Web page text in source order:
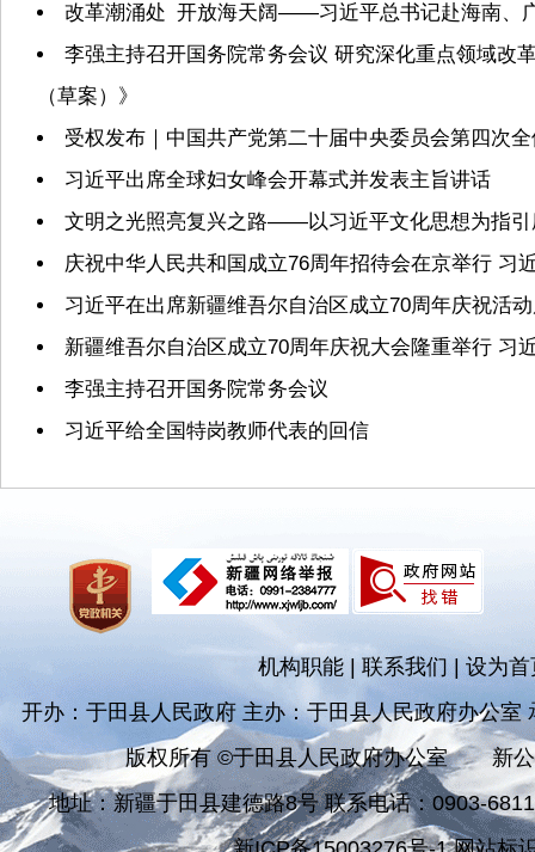
改革潮涌处 开放海天阔——习近平总书记赴海南、
李强主持召开国务院常务会议 研究深化重点领域改
（草案）》
受权发布｜中国共产党第二十届中央委员会第四次
习近平出席全球妇女峰会开幕式并发表主旨讲话
文明之光照亮复兴之路——以习近平文化思想为指引
庆祝中华人民共和国成立76周年招待会在京举行 习
习近平在出席新疆维吾尔自治区成立70周年庆祝活
新疆维吾尔自治区成立70周年庆祝大会隆重举行 习
李强主持召开国务院常务会议
习近平给全国特岗教师代表的回信
机构职能 联系我们|设为首
开办：于田县人民政府 主办：于田县人民政府办公室
版权所有 ©于田县人民政府办公室
新
地址：新疆于田县建德路8号 联系电话：0903-